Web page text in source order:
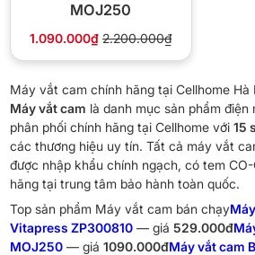
MOJ250
1.090.000₫ 2.200.000₫
Máy vắt cam chính hãng tại Cellhome Hà
Máy vắt cam là danh mục sản phẩm điện
phân phối chính hãng tại Cellhome với 15
các thương hiệu uy tín. Tất cả máy vắt
được nhập khẩu chính ngạch, có tem
hãng tại trung tâm bảo hành toàn quốc.
Top sản phẩm Máy vắt cam bán chạy
Vitapress ZP300810— giá 529.000đ
MOJ250— giá 1090.000đMáy vắt cam